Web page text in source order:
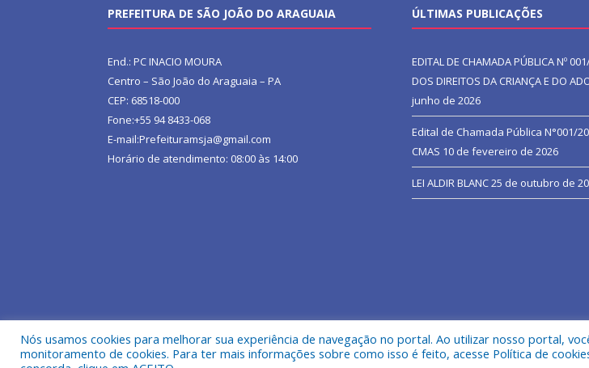
PREFEITURA DE SÃO JOÃO DO ARAGUAIA
End.: PC INACIO MOURA
Centro – São João do Araguaia – PA
CEP: 68518-000
Fone:+55 94 8433-068
E-mail:Prefeituramsja@gmail.com
Horário de atendimento: 08:00 às 14:00
ÚLTIMAS PUBLICAÇÕES
EDITAL DE CHAMADA PÚBLICA Nº
DOS DIREITOS DA CRIANÇA E DO
junho de 2026
Edital de Chamada Pública N°001/
CMAS 10 de fevereiro de 2026
LEI ALDIR BLANC25 de outubro de
Todos os direitos reservados a Prefeitura Municipal de São João do Araguaia.
Nós usamos cookies para melhorar sua experiência de navegação no portal. Ao utilizar nosso portal,
monitoramento de cookies. Para ter mais informações sobre como isso é feito, acesse Política de